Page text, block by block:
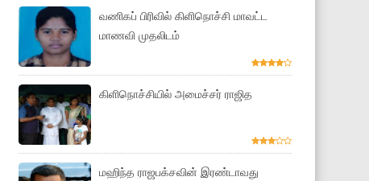
வணிகப் பிரிவில் கிளிநொச்சி மாவட்ட
மாணவி முதலிடம்
கிளிநொச்சியில் அமைச்சர் ராஜித
மஹிந்த ராஜபக்சவின் இரண்டாவது